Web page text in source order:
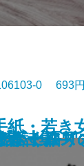
者
かく語り
ホームズ
ダミア卿
0 693
ホームズ
ホームズ
〔上〕
紙・若き
かく語り
集
訳詩集―